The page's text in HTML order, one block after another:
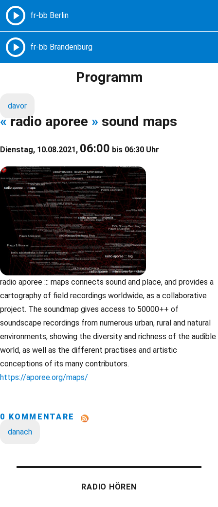
Freie Radios – Berlin Brandenburg
Programm
davor
« radio aporee » sound maps
Dienstag, 10.08.2021, 06:00 bis 06:30 Uhr
radio aporee ::: maps connects sound and place, and provides a
cartography of field recordings worldwide, as a collaborative
project. The soundmap gives access to 50000++ of
soundscape recordings from numerous urban, rural and natural
environments, showing the diversity and richness of the audible
world, as well as the different practises and artistic
conceptions of its many contributors.
https://aporee.org/maps/
0 KOMMENTARE
danach
RADIO HÖREN